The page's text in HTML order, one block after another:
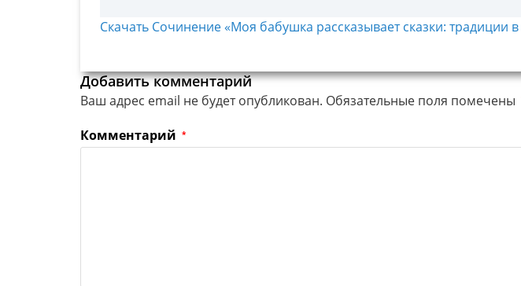
Скачать Сочинение «Моя бабушка рассказывает сказки: традиции
Добавить комментарий
Ваш адрес email не будет опубликован. Обязательные поля помечены
Комментарий *